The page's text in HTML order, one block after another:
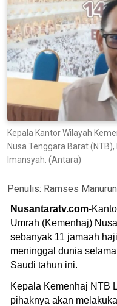
Kepala Kantor Wilayah
Nusa Tenggara Barat
Imansyah. (Antara)
Penulis: Ramses
Nusantaratv.com-
Umrah (Kemenhaj)
sebanyak 11 jamaah
meninggal dunia
Saudi tahun ini.
Kepala Kemenhaj NTB
pihaknya akan